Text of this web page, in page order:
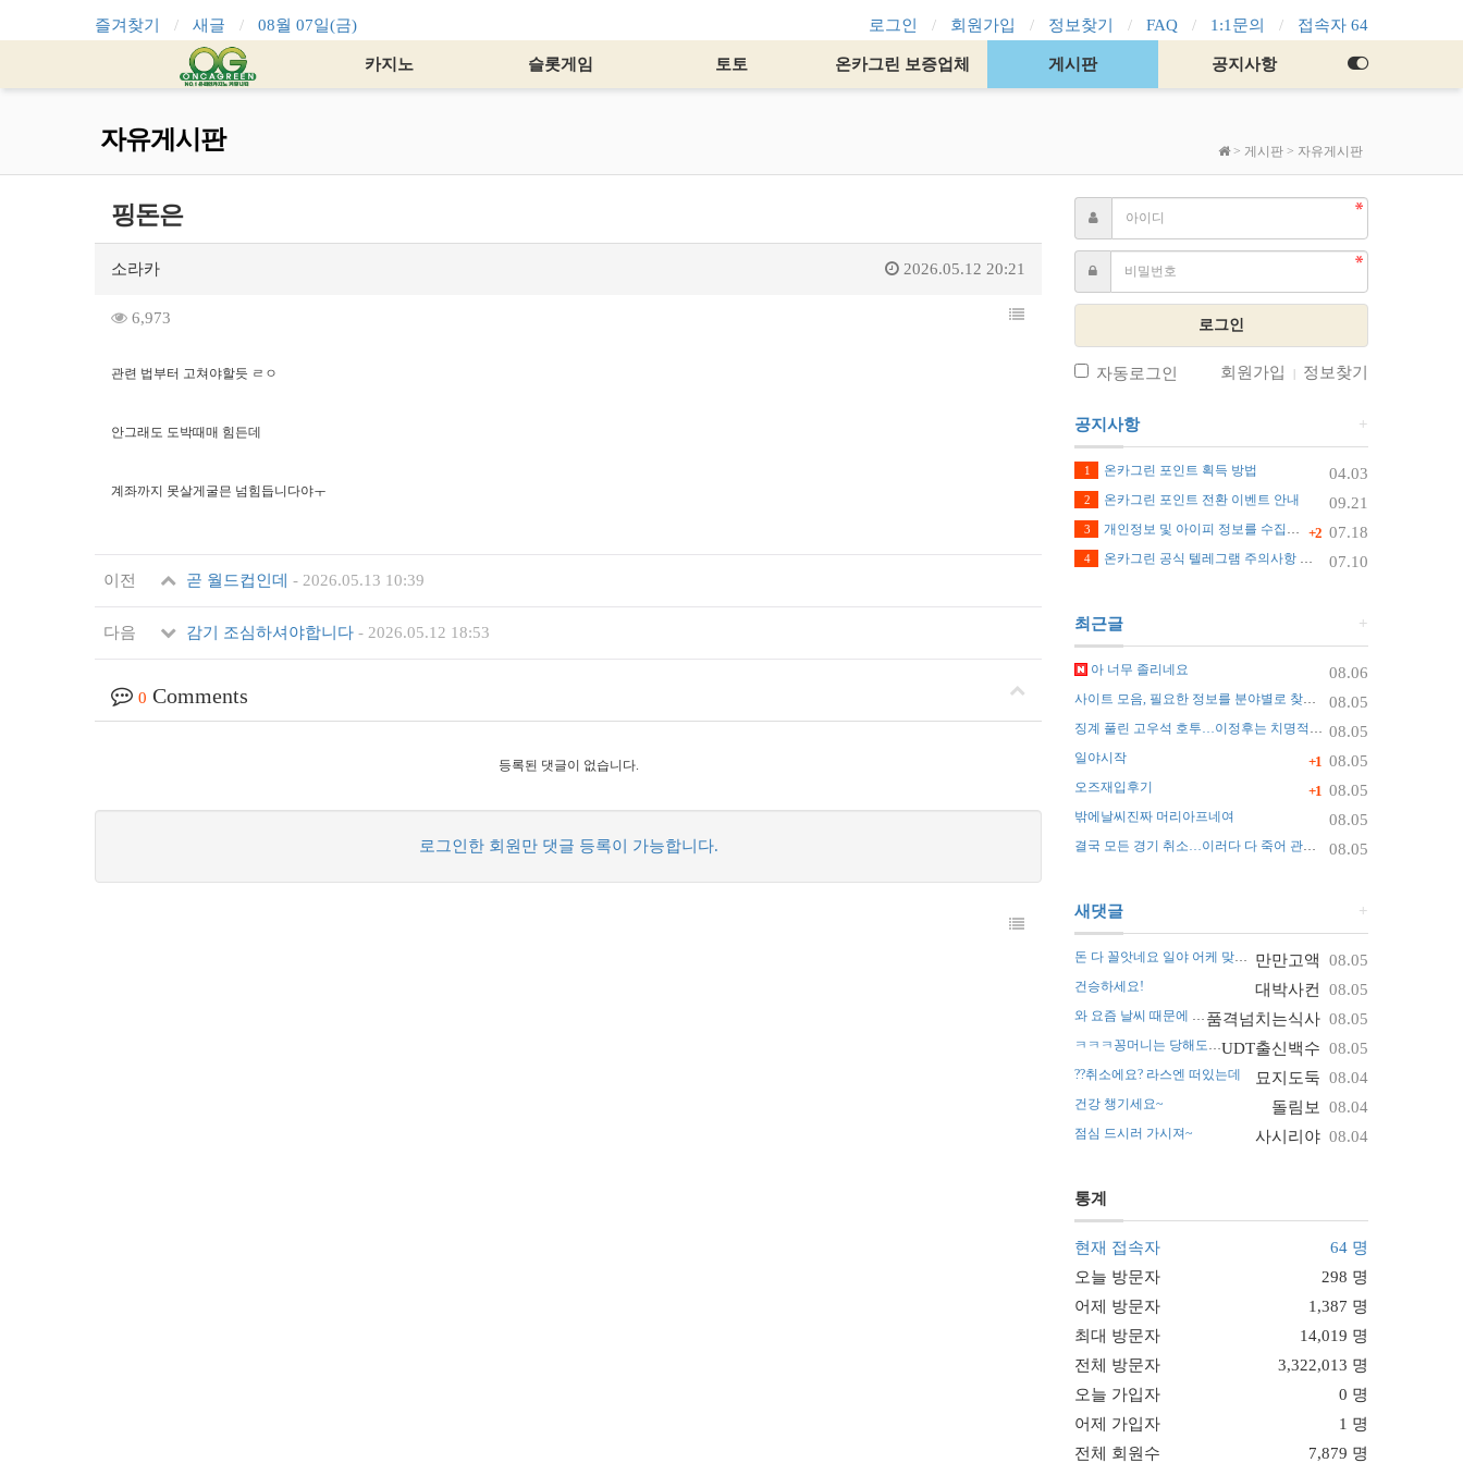
즐겨찾기 새글 08월 07일(금) 로그인 회원가입 정보찾기 FAQ 1:1문의 접속자 64
카지노 슬롯게임 토토 온카그린 보증업체 게시판 공지사항
자유게시판 > 게시판 > 자유게시판
핑돈은
소라카 2026.05.12 20:21
6,973
관련 법부터 고쳐야할듯 ㄹㅇ
안그래도 도박때매 힘든데
계좌까지 못살게굴믄 넘힘듭니다야ㅜ
이전 곧 월드컵인데 - 2026.05.13 10:39
다음 감기 조심하셔야합니다 - 2026.05.12 18:53
0 Comments
등록된 댓글이 없습니다.
로그인한 회원만 댓글 등록이 가능합니다.
로그인
자동로그인 회원가입 | 정보찾기
+
공지사항
04.03
1 온카그린 포인트 획득 방법
09.21
2 온카그린 포인트 전환 이벤트 안내
+2 07.18
3 개인정보 및 아이피 정보를 수집하지 않습니다.
07.10
4 온카그린 공식 텔레그램 주의사항 안내
+
최근글
08.06
아 너무 졸리네요
08.05
사이트 모음, 필요한 정보를 분야별로 찾는 가장 쉬운 정리 방법
08.05
징계 풀린 고우석 호투…이정후는 치명적 실수
+1 08.05
일야시작
+1 08.05
오즈재입후기
08.05
밖에날씨진짜 머리아프네여
08.05
결국 모든 경기 취소…이러다 다 죽어 관중 쓰러지자 화들짝 [자막뉴스]
+
새댓글
만만고액 08.05
돈 다 꼴앗네요 일야 어케 맞추나요 ㅠ
대박사컨 08.05
건승하세요!
품격넘치는식사 08.05
와 요즘 날씨 때문에 진짜 난리네요~
UDT출신백수 08.05
ㅋㅋㅋ꽁머니는 당해도 괜찮아요
묘지도둑 08.04
??취소에요? 라스엔 떠있는데
돌림보 08.04
건강 챙기세요~
사시리야 08.04
점심 드시러 가시져~
통계
현재 접속자
64 명
오늘 방문자
298 명
어제 방문자
1,387 명
최대 방문자
14,019 명
전체 방문자
3,322,013 명
오늘 가입자
0 명
어제 가입자
1 명
전체 회원수
7,879 명